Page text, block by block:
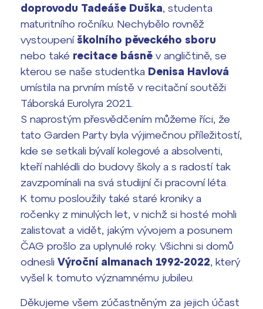
doprovodu Tadeáše Duška, studenta
maturitního ročníku. Nechybělo rovněž
vystoupení školního pěveckého sboru
nebo také recitace básně v angličtině, se
kterou se naše studentka Denisa Havlová
umístila na prvním místě v recitační soutěži
Táborská Eurolyra 2021.
S naprostým přesvědčením můžeme říci, že
tato Garden Party byla výjimečnou příležitostí,
kde se setkali bývalí kolegové a absolventi,
kteří nahlédli do budovy školy a s radostí tak
zavzpomínali na svá studijní či pracovní léta.
K tomu posloužily také staré kroniky a
ročenky z minulých let, v nichž si hosté mohli
zalistovat a vidět, jakým vývojem a posunem
ČAG prošlo za uplynulé roky. Všichni si domů
odnesli Výroční almanach 1992-2022, který
vyšel k tomuto významnému jubileu.
Děkujeme všem zúčastněným za jejich účast